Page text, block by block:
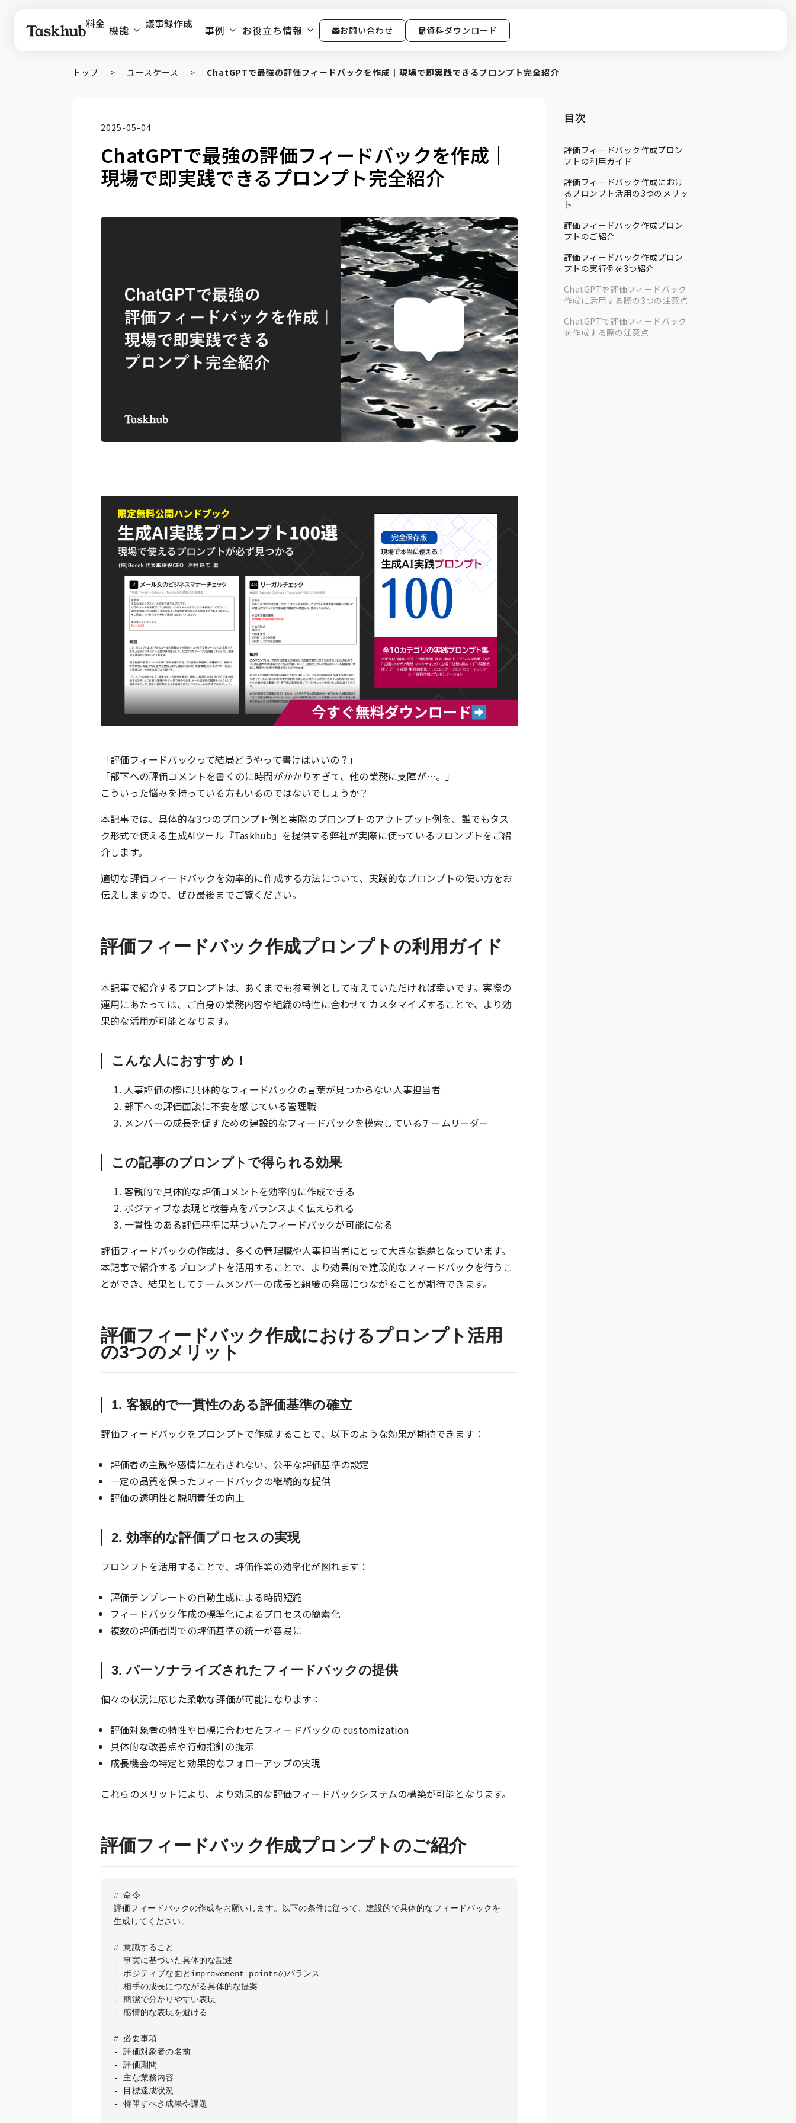
料金 機能 議事録作成 事例 お役立ち情報 お問い合わせ 資料ダウンロード
トップ > ユースケース > ChatGPTで最強の評価フィードバックを作成｜現場で即実践できるプロンプト完全紹介
2025-05-04
ChatGPTで最強の評価フィードバックを作成｜
現場で即実践できるプロンプト完全紹介
「評価フィードバックって結局どうやって書けばいいの？」
「部下への評価コメントを書くのに時間がかかりすぎて、他の業務に支障が…。」
こういった悩みを持っている方もいるのではないでしょうか？
本記事では、具体的な3つのプロンプト例と実際のプロンプトのアウトプット例を、誰でもタス
ク形式で使える生成AIツール『Taskhub』を提供する弊社が実際に使っているプロンプトをご紹
介します。
適切な評価フィードバックを効率的に作成する方法について、実践的なプロンプトの使い方をお
伝えしますので、ぜひ最後までご覧ください。
評価フィードバック作成プロンプトの利用ガイド
本記事で紹介するプロンプトは、あくまでも参考例として捉えていただければ幸いです。実際の
運用にあたっては、ご自身の業務内容や組織の特性に合わせてカスタマイズすることで、より効
果的な活用が可能となります。
こんな人におすすめ！
人事評価の際に具体的なフィードバックの言葉が見つからない人事担当者
部下への評価面談に不安を感じている管理職
メンバーの成長を促すための建設的なフィードバックを模索しているチームリーダー
この記事のプロンプトで得られる効果
客観的で具体的な評価コメントを効率的に作成できる
ポジティブな表現と改善点をバランスよく伝えられる
一貫性のある評価基準に基づいたフィードバックが可能になる
評価フィードバックの作成は、多くの管理職や人事担当者にとって大きな課題となっています。
本記事で紹介するプロンプトを活用することで、より効果的で建設的なフィードバックを行うこ
とができ、結果としてチームメンバーの成長と組織の発展につながることが期待できます。
評価フィードバック作成におけるプロンプト活用
の3つのメリット
1. 客観的で一貫性のある評価基準の確立
評価フィードバックをプロンプトで作成することで、以下のような効果が期待できます：
評価者の主観や感情に左右されない、公平な評価基準の設定
一定の品質を保ったフィードバックの継続的な提供
評価の透明性と説明責任の向上
2. 効率的な評価プロセスの実現
プロンプトを活用することで、評価作業の効率化が図れます：
評価テンプレートの自動生成による時間短縮
フィードバック作成の標準化によるプロセスの簡素化
複数の評価者間での評価基準の統一が容易に
3. パーソナライズされたフィードバックの提供
個々の状況に応じた柔軟な評価が可能になります：
評価対象者の特性や目標に合わせたフィードバックの customization
具体的な改善点や行動指針の提示
成長機会の特定と効果的なフォローアップの実現
これらのメリットにより、より効果的な評価フィードバックシステムの構築が可能となります。
評価フィードバック作成プロンプトのご紹介
# 命令
評価フィードバックの作成をお願いします。以下の条件に従って、建設的で具体的なフィードバックを
生成してください。
# 意識すること
- 事実に基づいた具体的な記述
- ポジティブな面とimprovement pointsのバランス
- 相手の成長につながる具体的な提案
- 簡潔で分かりやすい表現
- 感情的な表現を避ける
# 必要事項
- 評価対象者の名前
- 評価期間
- 主な業務内容
- 目標達成状況
- 特筆すべき成果や課題
目次
評価フィードバック作成プロン
プトの利用ガイド
評価フィードバック作成におけ
るプロンプト活用の3つのメリッ
ト
評価フィードバック作成プロン
プトのご紹介
評価フィードバック作成プロン
プトの実行例を3つ紹介
ChatGPTを評価フィードバック
作成に活用する際の3つの注意点
ChatGPTで評価フィードバック
を作成する際の注意点